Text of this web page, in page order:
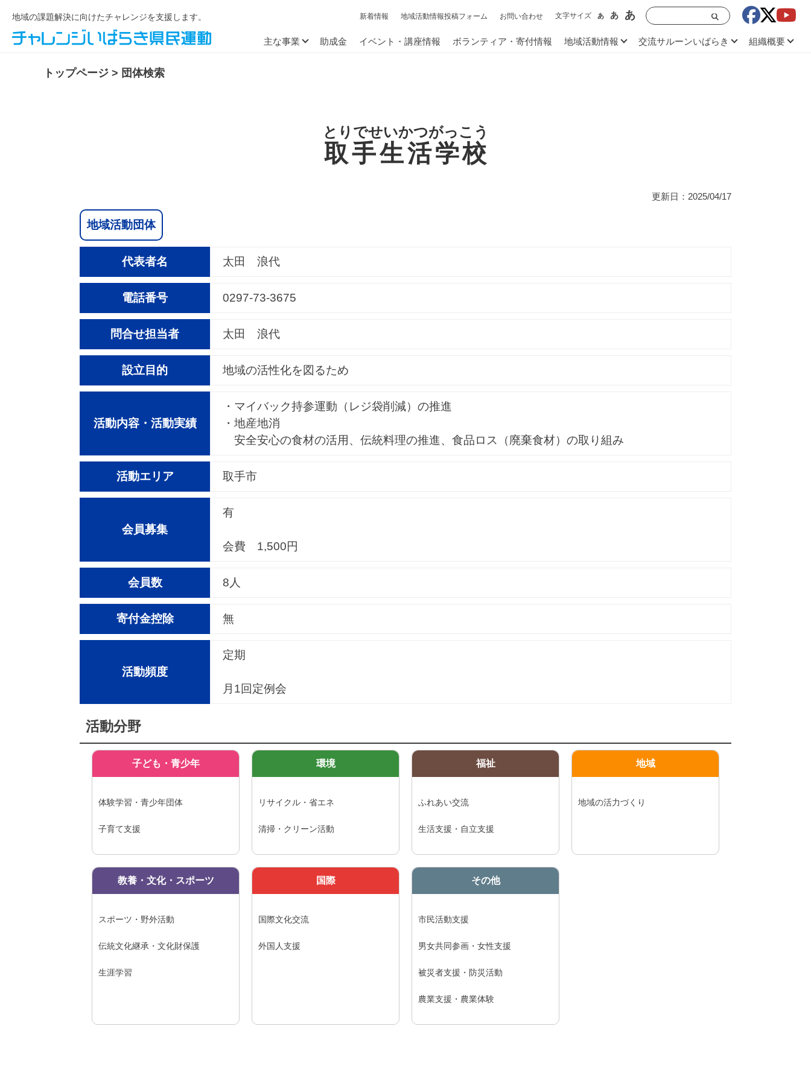
地域の課題解決に向けたチャレンジを支援します。 新着情報 地域活動情報投稿フォーム お問い合わせ 文字サイズ あ あ あ
主な事業 助成金 イベント・講座情報 ボランティア・寄付情報 地域活動情報 交流サルーンいばらき 組織概要
トップページ > 団体検索
取手生活学校
とりでせいかつがっこう
更新日：2025/04/17
地域活動団体
代表者名 太田 浪代
電話番号 0297-73-3675
問合せ担当者 太田 浪代
設立目的 地域の活性化を図るため
活動内容・活動実績
・マイバック持参運動（レジ袋削減）の推進
・地産地消
安全安心の食材の活用、伝統料理の推進、食品ロス（廃棄食材）の取り組み
活動エリア 取手市
会員募集
有
会費 1,500円
会員数 8人
寄付金控除 無
活動頻度
定期
月1回定例会
活動分野
子ども・青少年
体験学習・青少年団体
子育て支援
環境
リサイクル・省エネ
清掃・クリーン活動
福祉
ふれあい交流
生活支援・自立支援
地域
地域の活力づくり
教養・文化・スポーツ
スポーツ・野外活動
伝統文化継承・文化財保護
生涯学習
国際
国際文化交流
外国人支援
その他
市民活動支援
男女共同参画・女性支援
被災者支援・防災活動
農業支援・農業体験